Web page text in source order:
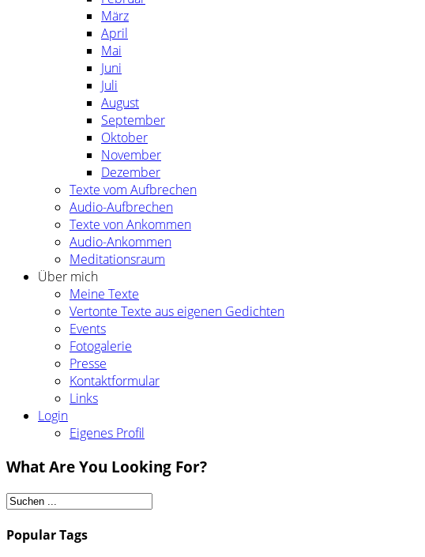
März
April
Mai
Juni
Juli
August
September
Oktober
November
Dezember
Texte vom Aufbrechen
Audio-Aufbrechen
Texte von Ankommen
Audio-Ankommen
Meditationsraum
Über mich
Meine Texte
Vertonte Texte aus eigenen Gedichten
Events
Fotogalerie
Presse
Kontaktformular
Links
Login
Eigenes Profil
What Are You Looking For?
Popular Tags